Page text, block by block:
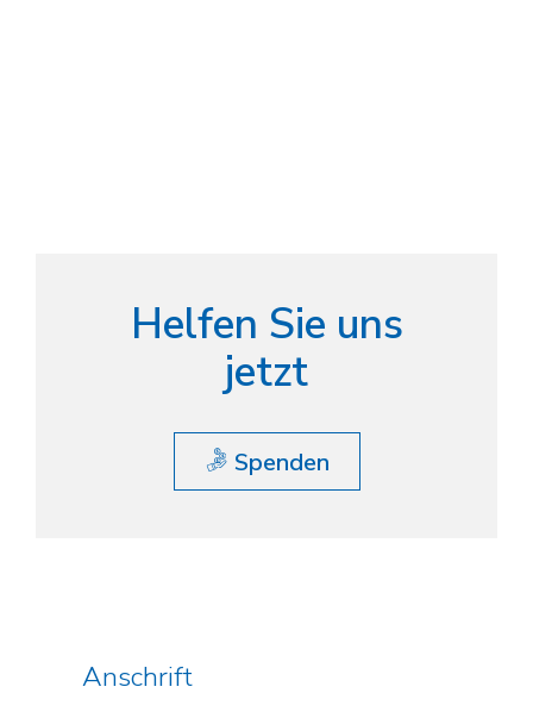
Helfen Sie uns
jetzt
Spenden
Anschrift